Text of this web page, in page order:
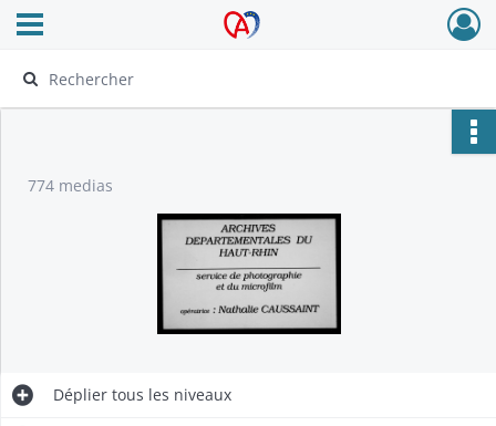
Archives Alsace - Colmar
Ouvrir le menu déroulant
774 medias
Déplier tous les niveaux